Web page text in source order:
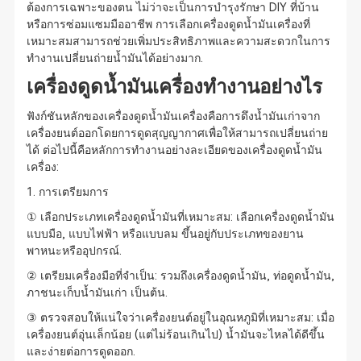
ต้องการเฉพาะของตน ไม่ว่าจะเป็นการบำรุงรักษา DIY ที่บ้าน
หรือการซ่อมแซมมืออาชีพ การเลือกเครื่องดูดน้ำมันเครื่องที่
เหมาะสมสามารถช่วยเพิ่มประสิทธิภาพและความสะดวกในการ
ทำงานเปลี่ยนถ่ายน้ำมันได้อย่างมาก.
เครื่องดูดน้ำมันเครื่องทำงานอย่างไร
ฟังก์ชันหลักของเครื่องดูดน้ำมันเครื่องคือการดึงน้ำมันเก่าจาก
เครื่องยนต์ออกโดยการดูดสุญญากาศเพื่อให้สามารถเปลี่ยนถ่าย
ได้ ต่อไปนี้คือหลักการทำงานอย่างละเอียดของเครื่องดูดน้ำมัน
เครื่อง:
1. การเตรียมการ
① เลือกประเภทเครื่องดูดน้ำมันที่เหมาะสม: เลือกเครื่องดูดน้ำมัน
แบบมือ, แบบไฟฟ้า หรือแบบลม ขึ้นอยู่กับประเภทของยาน
พาหนะหรืออุปกรณ์.
② เตรียมเครื่องมือที่จำเป็น: รวมถึงเครื่องดูดน้ำมัน, ท่อดูดน้ำมัน,
ภาชนะเก็บน้ำมันเก่า เป็นต้น.
③ ตรวจสอบให้แน่ใจว่าเครื่องยนต์อยู่ในอุณหภูมิที่เหมาะสม: เมื่อ
เครื่องยนต์อุ่นเล็กน้อย (แต่ไม่ร้อนเกินไป) น้ำมันจะไหลได้ดีขึ้น
และง่ายต่อการดูดออก.